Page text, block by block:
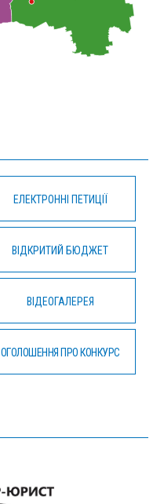
ЕЛЕКТРОННІ ПЕТИЦІЇ
ВІДКРИТИЙ БЮДЖЕТ
ВІДЕОГАЛЕРЕЯ
ОГОЛОШЕННЯ ПРО КОНКУРС